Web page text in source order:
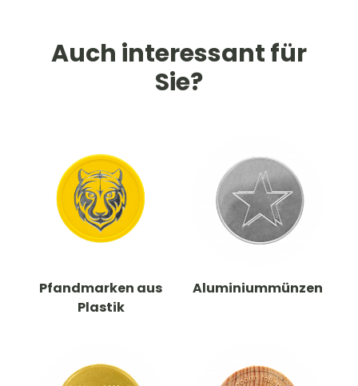
Auch interessant für
Sie?
Pfandmarken aus
Plastik
Aluminiummünzen